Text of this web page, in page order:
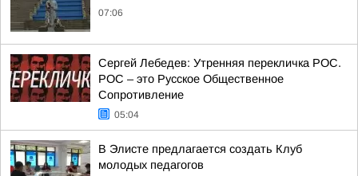
07:06
Сергей Лебедев: Утренняя перекличка РОС.
РОС – это Русское Общественное
Сопротивление
05:04
В Элисте предлагается создать Клуб
молодых педагогов